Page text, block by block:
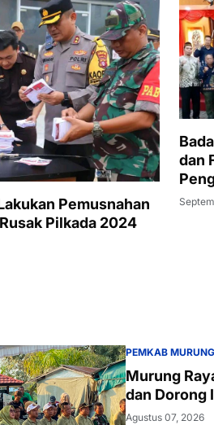
Pemusnahan
Pilkada 2024
dan
PEMKAB
Murung
dan Dorong
Agustus 07, 2026